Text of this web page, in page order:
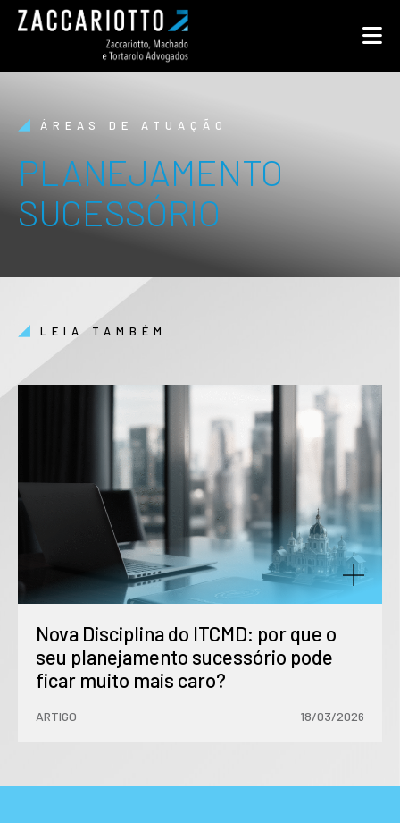
ÁREAS DE ATUAÇÃO
PLANEJAMENTO
SUCESSÓRIO
LEIA TAMBÉM
Nova Disciplina do ITCMD: por que o
seu planejamento sucessório pode
ficar muito mais caro?
ARTIGO 18/03/2026